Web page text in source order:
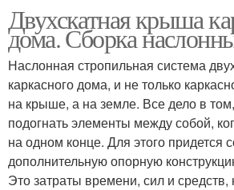
Двухскатная крыша
дома. Сборка
Наслонная стропильная система
каркасного дома, и не только
на крыше, а на земле. Все дело в
подогнать элементы между собой,
на одном конце. Для этого придется
дополнительную опорную
Это затраты времени, сил и